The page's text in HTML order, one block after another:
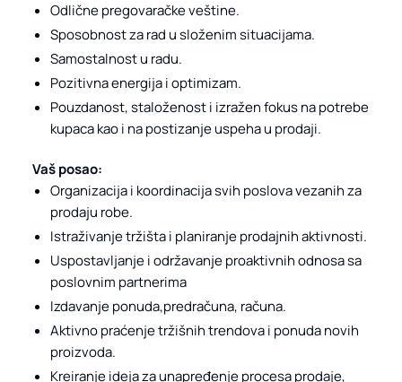
Odlične pregovaračke veštine.
Sposobnost za rad u složenim situacijama.
Samostalnost u radu.
Pozitivna energija i optimizam.
Pouzdanost, staloženost i izražen fokus na potrebe
kupaca kao i na postizanje uspeha u prodaji.
Vaš posao:
Organizacija i koordinacija svih poslova vezanih za
prodaju robe.
Istraživanje tržišta i planiranje prodajnih aktivnosti.
Uspostavljanje i održavanje proaktivnih odnosa sa
poslovnim partnerima
Izdavanje ponuda,predračuna, računa.
Aktivno praćenje tržišnih trendova i ponuda novih
proizvoda.
Kreiranje ideja za unapređenje procesa prodaje,